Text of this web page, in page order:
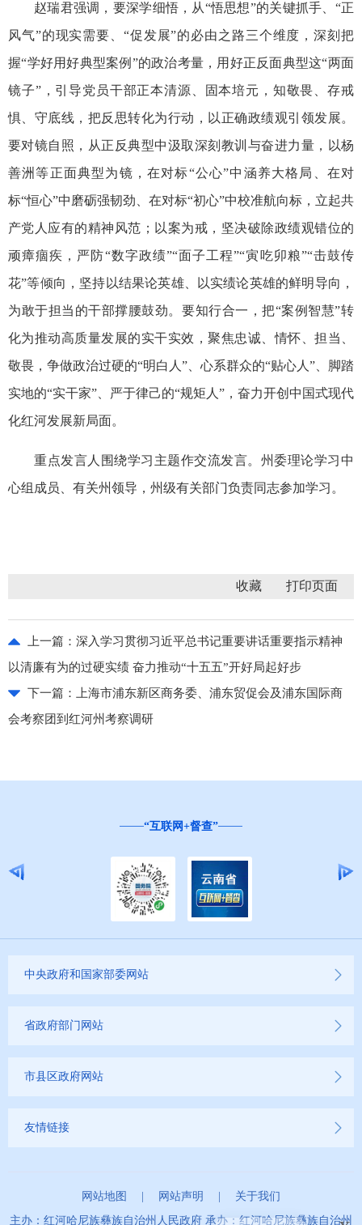
赵瑞君强调，要深学细悟，从“悟思想”的关键抓手、“正
风气”的现实需要、“促发展”的必由之路三个维度，深刻把
握“学好用好典型案例”的政治考量，用好正反面典型这“两面
镜子”，引导党员干部正本清源、固本培元，知敬畏、存戒
惧、守底线，把反思转化为行动，以正确政绩观引领发展。
要对镜自照，从正反典型中汲取深刻教训与奋进力量，以杨
善洲等正面典型为镜，在对标“公心”中涵养大格局、在对
标“恒心”中磨砺强韧劲、在对标“初心”中校准航向标，立起共
产党人应有的精神风范；以案为戒，坚决破除政绩观错位的
顽瘴痼疾，严防“数字政绩”“面子工程”“寅吃卯粮”“击鼓传
花”等倾向，坚持以结果论英雄、以实绩论英雄的鲜明导向，
为敢于担当的干部撑腰鼓劲。要知行合一，把“案例智慧”转
化为推动高质量发展的实干实效，聚焦忠诚、情怀、担当、
敬畏，争做政治过硬的“明白人”、心系群众的“贴心人”、脚踏
实地的“实干家”、严于律己的“规矩人”，奋力开创中国式现代
化红河发展新局面。
重点发言人围绕学习主题作交流发言。州委理论学习中
心组成员、有关州领导，州级有关部门负责同志参加学习。
收藏
上一篇： 深入学习贯彻习近平总书记重要讲话重要指示精神
以清廉有为的过硬实绩 奋力推动“十五五”开好局起好步
下一篇： 上海市浦东新区商务委、浦东贸促会及浦东国际商
会考察团到红河州考察调研
“互联网+督查”
中央政府和国家部委网站
省政府部门网站
市县区政府网站
友情链接
网站地图 网站声明
关于我们
主办：红河哈尼族彝族自治州人民政府 承办：红河哈尼族彝族自治州